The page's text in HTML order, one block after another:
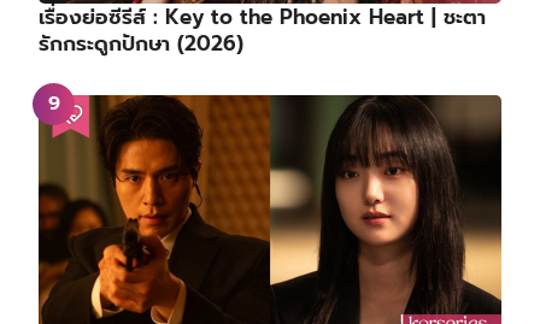
เรื่องย่อซีรีส์ : Key to the Phoenix Heart | ชะตา
รักกระดูกปักษา (2026)